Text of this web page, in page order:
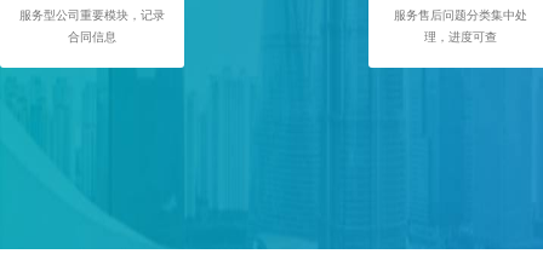
服务型公司重要模块，记录
合同信息
服务售后问题分类集中处
理，进度可查